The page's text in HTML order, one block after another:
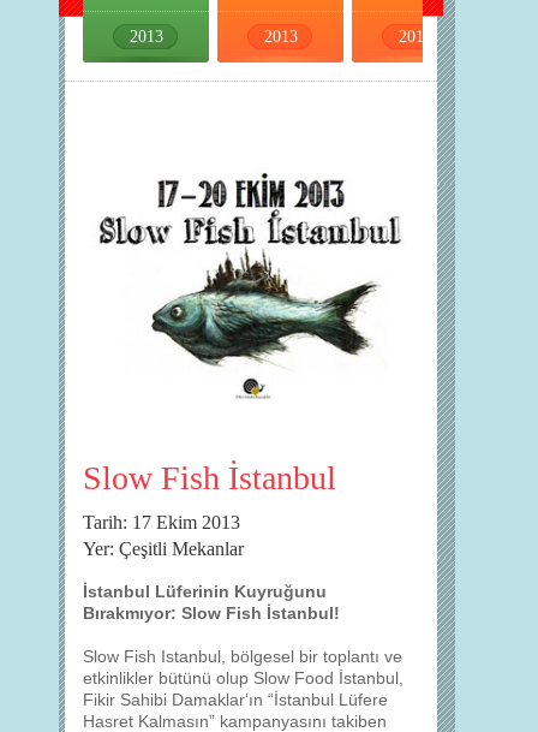
2013 2013 2013
Slow Fish İstanbul
Tarih: 17 Ekim 2013
Yer: Çeşitli Mekanlar
İstanbul Lüferinin Kuyruğunu
Bırakmıyor: Slow Fish İstanbul!
Slow Fish Istanbul, bölgesel bir toplantı ve
etkinlikler bütünü olup Slow Food İstanbul,
Fikir Sahibi Damaklar‘ın “İstanbul Lüfere
Hasret Kalmasın” kampanyasını takiben